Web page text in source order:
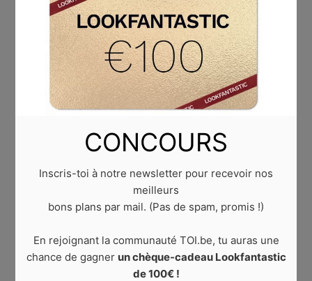
CONCOURS
Inscris-toi à notre newsletter pour recevoir nos
meilleurs
bons plans par mail. (Pas de spam, promis !)
En rejoignant la communauté TOI.be, tu auras une
chance de gagner un chèque-cadeau Lookfantastic
de 100€ !